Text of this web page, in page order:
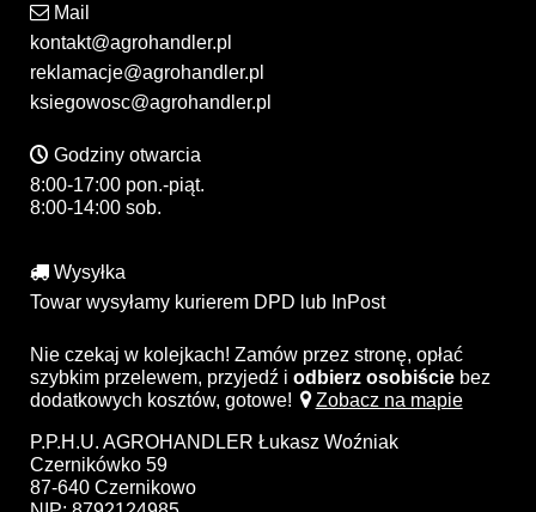
Mail
kontakt@agrohandler.pl
reklamacje@agrohandler.pl
ksiegowosc@agrohandler.pl
Godziny otwarcia
8:00-17:00 pon.-piąt.
8:00-14:00 sob.
Wysyłka
Towar wysyłamy kurierem DPD lub InPost
Nie czekaj w kolejkach! Zamów przez stronę, opłać
szybkim przelewem, przyjedź i odbierz osobiście bez
dodatkowych kosztów, gotowe!
Zobacz na mapie
P.P.H.U. AGROHANDLER Łukasz Woźniak
Czernikówko 59
87-640 Czernikowo